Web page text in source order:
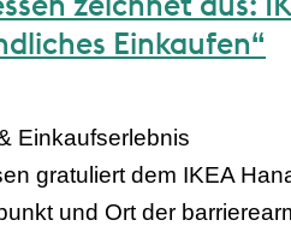
Einkaufen“
Einkaufserlebnis
gratuliert dem IKEA
und Ort der